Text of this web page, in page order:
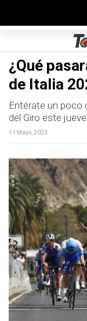
¿Qué
de Italia
Entérate un poco
del Giro este
11 Mayo, 2022